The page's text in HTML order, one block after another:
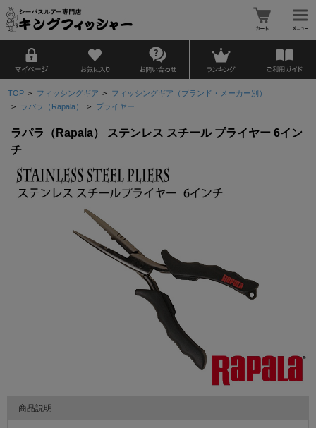
TOP > フィッシングギア > フィッシングギア（ブランド・メーカー別）
> ラパラ（Rapala） > プライヤー
ラパラ（Rapala） ステンレス スチール プライヤー 6イン
チ
商品説明